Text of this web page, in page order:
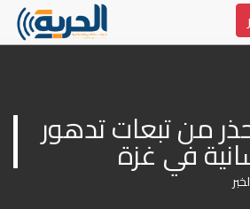
ملك الأردن يحذر من تبعات تدهور
في غزة